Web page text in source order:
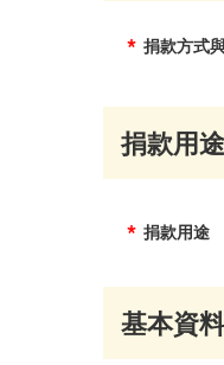
* 捐款方式
捐款用途
* 捐款用途
基本資料